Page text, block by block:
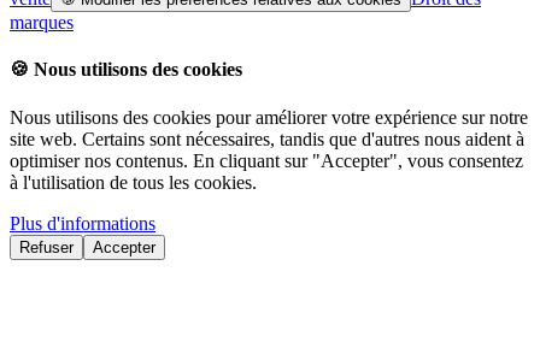
marques
🍪 Nous utilisons des cookies
Nous utilisons des cookies pour améliorer votre expérience sur notre
site web. Certains sont nécessaires, tandis que d'autres nous aident à
optimiser nos contenus. En cliquant sur "Accepter", vous consentez
à l'utilisation de tous les cookies.
Plus d'informations
Refuser Accepter